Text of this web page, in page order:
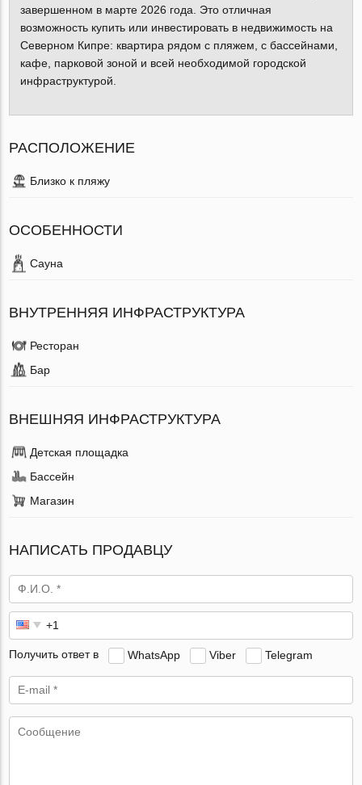
завершенном в марте 2026 года. Это отличная
возможность купить или инвестировать в недвижимость на
Северном Кипре: квартира рядом с пляжем, с бассейнами,
кафе, парковой зоной и всей необходимой городской
инфраструктурой.
РАСПОЛОЖЕНИЕ
Близко к пляжу
ОСОБЕННОСТИ
Сауна
ВНУТРЕННЯЯ ИНФРАСТРУКТУРА
Ресторан
Бар
ВНЕШНЯЯ ИНФРАСТРУКТУРА
Детская площадка
Бассейн
Магазин
НАПИСАТЬ ПРОДАВЦУ
Получить ответ в WhatsApp Viber Telegram